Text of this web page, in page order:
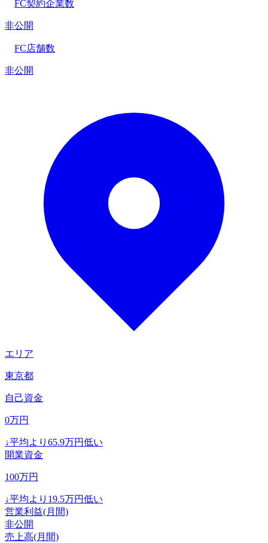
FC契約企業数
非公開
FC店舗数
非公開
エリア
東京都
自己資金
0万円
↓平均より 65.9万円低い
開業資金
100万円
↓平均より 19.5万円低い
営業利益(月間)
非公開
売上高(月間)